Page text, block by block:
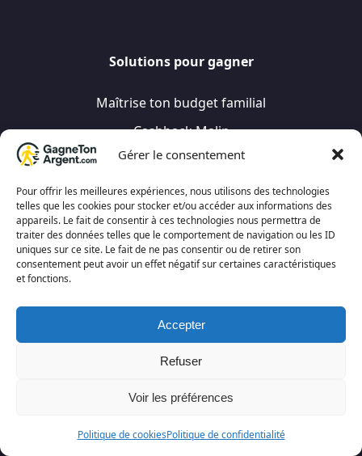
Gérer le consentement
Pour offrir les meilleures expériences, nous utilisons des technologies
telles que les cookies pour stocker et/ou accéder aux informations des
appareils. Le fait de consentir à ces technologies nous permettra de
traiter des données telles que le comportement de navigation ou les ID
uniques sur ce site. Le fait de ne pas consentir ou de retirer son
consentement peut avoir un effet négatif sur certaines caractéristiques
et fonctions.
Accepter
Refuser
Voir les préférences
Politique de cookiesPolitique de confidentialité
Solutions pour gagner
Maîtrise ton budget familial
Cashback Malin
Marche & Gagne – Transforme tes pas en cash
100 idées pour arrondir tes fins de mois
Ton 1er Revenu en Affiliation en 30 Jours
La Méthode Fiable des Sondages Rémunérés
Tous les Ebooks
Besoin d’aide ?
Blog
Contact